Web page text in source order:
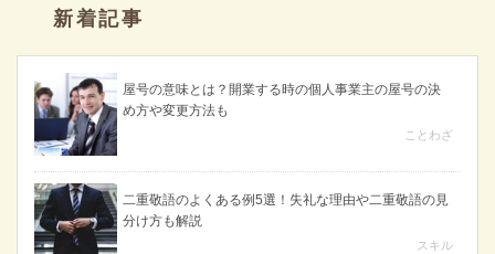
新着記事
屋号の意味とは？開業する時の個人事業主の屋号の決
め方や変更方法も
ことわざ
二重敬語のよくある例5選！失礼な理由や二重敬語の見
分け方も解説
スキル